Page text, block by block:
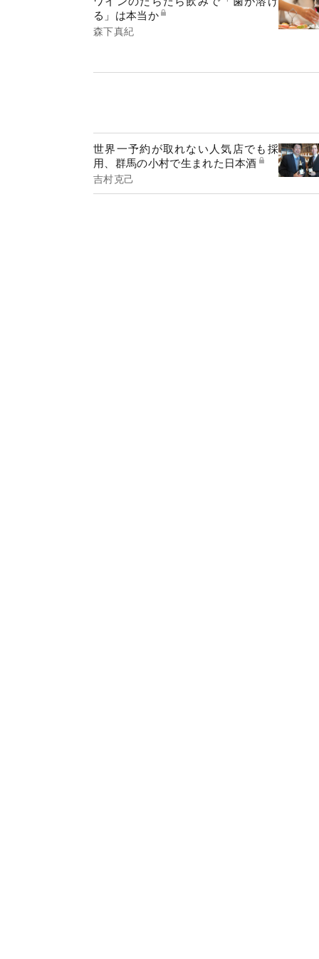
る」は本当か
森下真紀
世界一予約が取れない人気店でも採
用、群馬の小村で生まれた日本酒
吉村克己